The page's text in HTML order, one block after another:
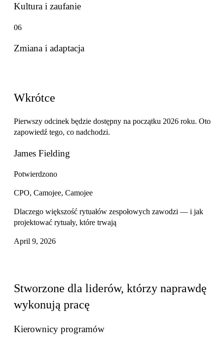
Kultura i zaufanie
06
Zmiana i adaptacja
Wkrótce
Pierwszy odcinek będzie dostępny na początku 2026 roku. Oto
zapowiedź tego, co nadchodzi.
James Fielding
Potwierdzono
CPO, Camojee, Camojee
Dlaczego większość rytuałów zespołowych zawodzi — i jak
projektować rytuały, które trwają
April 9, 2026
Stworzone dla liderów, którzy naprawdę
wykonują pracę
Kierownicy programów